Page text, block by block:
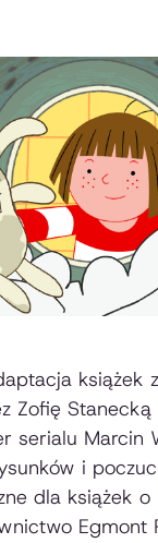
książek
Zofię Stanecką
serialu Marcin
i
dla książek o
Egmont